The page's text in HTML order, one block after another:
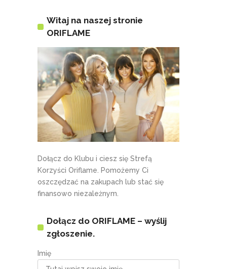
Witaj na naszej stronie
ORIFLAME
Dołącz do Klubu i ciesz się Strefą
Korzyści Oriflame. Pomożemy Ci
oszczędzać na zakupach lub stać się
finansowo niezależnym.
Dołącz do ORIFLAME – wyślij
zgłoszenie.
Imię